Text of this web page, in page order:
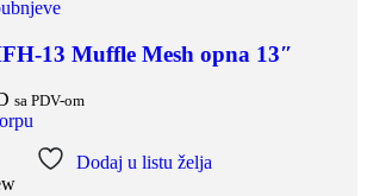
13 Muffle Mesh opna 13″
sa PDV-om
Dodaj u listu želja